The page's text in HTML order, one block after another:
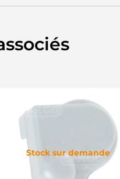
Stock sur demande